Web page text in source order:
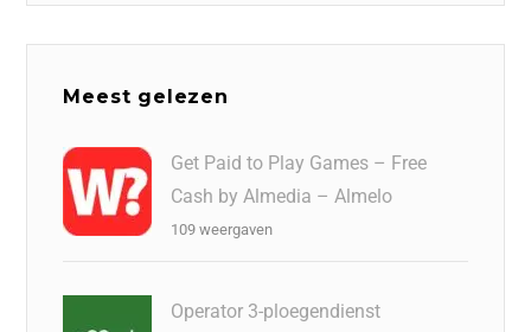
Meest gelezen
Get Paid to Play Games – Free
Cash by Almedia – Almelo
109 weergaven
Operator 3-ploegendienst